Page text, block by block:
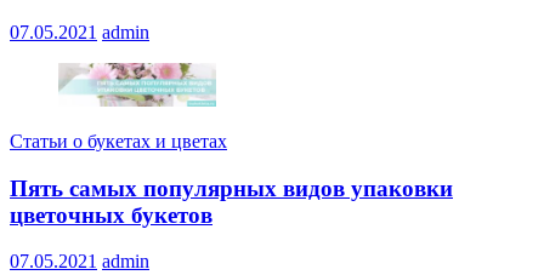
07.05.2021 admin
Статьи о букетах и цветах
Пять самых популярных видов упаковки
цветочных букетов
07.05.2021 admin